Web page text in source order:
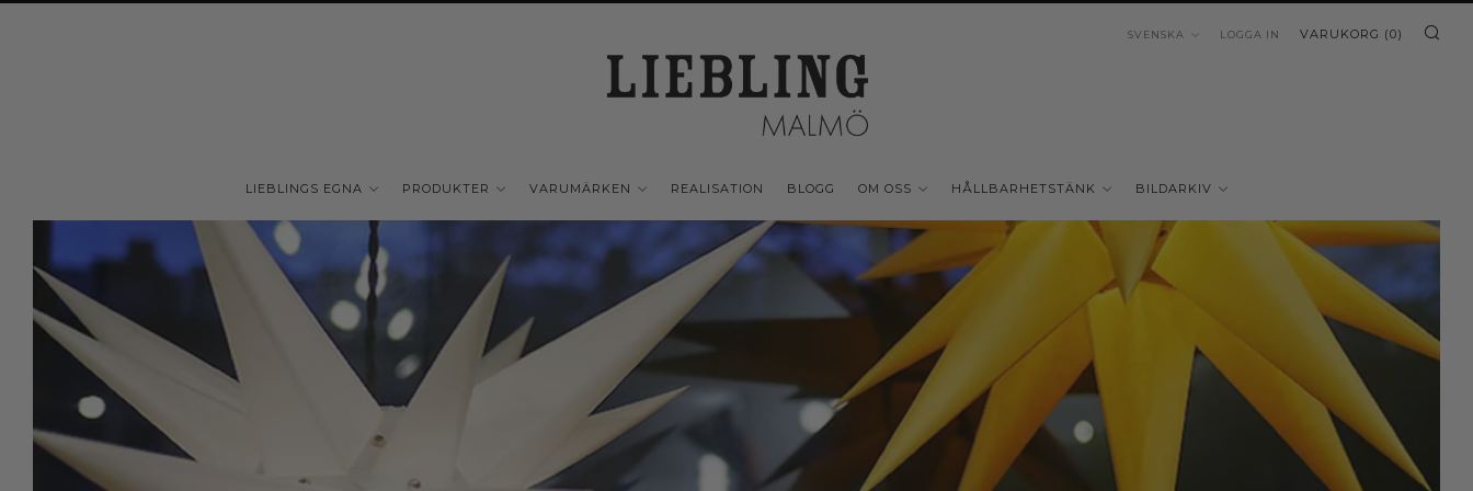
LIEBLINGS EGNA PRODUKTER VARUMÄRKEN REALISATION BLOGG OM OSS HÅLLBARHETSTÄNK BILDARKIV
SPRÅK
SVENSKA LOGGA IN VARUKORG (0)